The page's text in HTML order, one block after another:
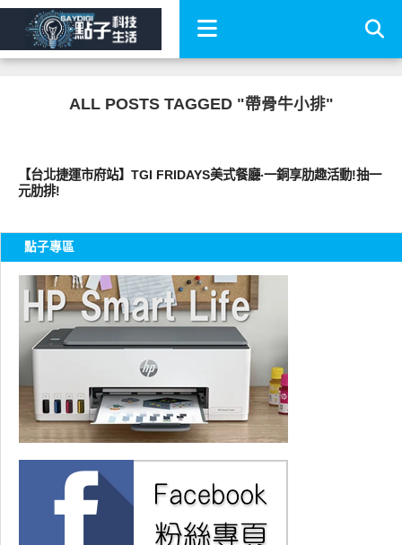
ALL POSTS TAGGED "帶骨牛小排"
【台北捷運市府站】TGI FRIDAYS美式餐廳‧一銅享肋趣活動!抽一
元肋排!
點子專區